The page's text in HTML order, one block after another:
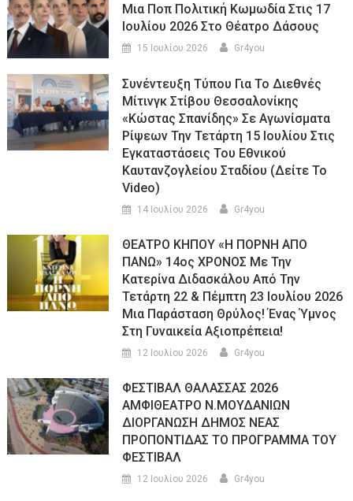
Μια Ποπ Πολιτική Κωμωδία Στις 17
Ιουλίου 2026 Στο Θέατρο Δάσους
15 Ιουλίου 2026 Gr4you
Συνέντευξη Τύπου Για Το Διεθνές
Μίτινγκ Στίβου Θεσσαλονίκης
«Κώστας Σπανίδης» Σε Αγωνίσματα
Ρίψεων Την Τετάρτη 15 Ιουλίου Στις
Εγκαταστάσεις Του Εθνικού
Καυτανζογλείου Σταδίου (Δείτε Το
Video)
14 Ιουλίου 2026 Gr4you
ΘΕΑΤΡΟ ΚΗΠΟΥ «Η ΠΟΡΝΗ ΑΠΟ
ΠΑΝΩ» 14ος ΧΡΟΝΟΣ Με Την
Κατερίνα Διδασκάλου Από Την
Τετάρτη 22 & Πέμπτη 23 Ιουλίου 2026
Μια Παράσταση Θρύλος! Ένας Ύμνος
Στη Γυναικεία Αξιοπρέπεια!
12 Ιουλίου 2026 Gr4you
ΦΕΣΤΙΒΑΛ ΘΑΛΑΣΣΑΣ 2026
ΑΜΦΙΘΕΑΤΡΟ Ν.ΜΟΥΔΑΝΙΩΝ
ΔΙΟΡΓΑΝΩΣΗ ΔΗΜΟΣ ΝΕΑΣ
ΠΡΟΠΟΝΤΙΔΑΣ ΤΟ ΠΡΟΓΡΑΜΜΑ ΤΟΥ
ΦΕΣΤΙΒΑΛ
12 Ιουλίου 2026 Gr4you